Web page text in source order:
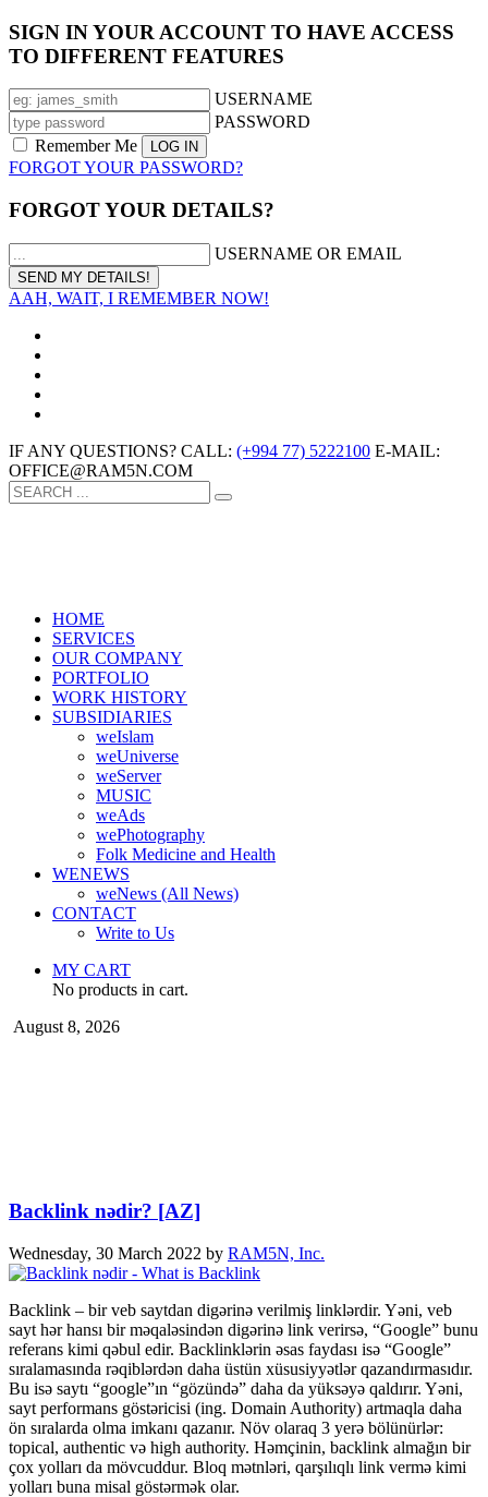
SIGN IN YOUR ACCOUNT TO HAVE ACCESS
TO DIFFERENT FEATURES
USERNAME
PASSWORD
Remember Me
FORGOT YOUR PASSWORD?
FORGOT YOUR DETAILS?
USERNAME OR EMAIL
AAH, WAIT, I REMEMBER NOW!
IF ANY QUESTIONS? CALL: (+994 77) 5222100 E-MAIL:
OFFICE@RAM5N.COM
HOME
SERVICES
OUR COMPANY
PORTFOLIO
WORK HISTORY
SUBSIDIARIES
weIslam
weUniverse
weServer
MUSIC
weAds
wePhotography
Folk Medicine and Health
WENEWS
weNews (All News)
CONTACT
Write to Us
MY CART
No products in cart.
August 8, 2026
Backlink nədir? [AZ]
Wednesday, 30 March 2022 by RAM5N, Inc.
Backlink – bir veb saytdan digərinə verilmiş linklərdir. Yəni, veb
sayt hər hansı bir məqaləsindən digərinə link verirsə, “Google” bunu
referans kimi qəbul edir. Backlinklərin əsas faydası isə “Google”
sıralamasında rəqiblərdən daha üstün xüsusiyyətlər qazandırmasıdır.
Bu isə saytı “google”ın “gözündə” daha da yüksəyə qaldırır. Yəni,
sayt performans göstəricisi (ing. Domain Authority) artmaqla daha
ön sıralarda olma imkanı qazanır. Növ olaraq 3 yerə bölünürlər:
topical, authentic və high authority. Həmçinin, backlink almağın bir
çox yolları da mövcuddur. Bloq mətnləri, qarşılıqlı link vermə kimi
yolları buna misal göstərmək olar.